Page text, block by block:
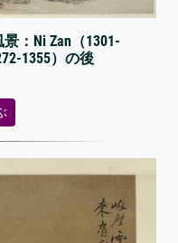
：Ni Zan（1301-
1355）の後